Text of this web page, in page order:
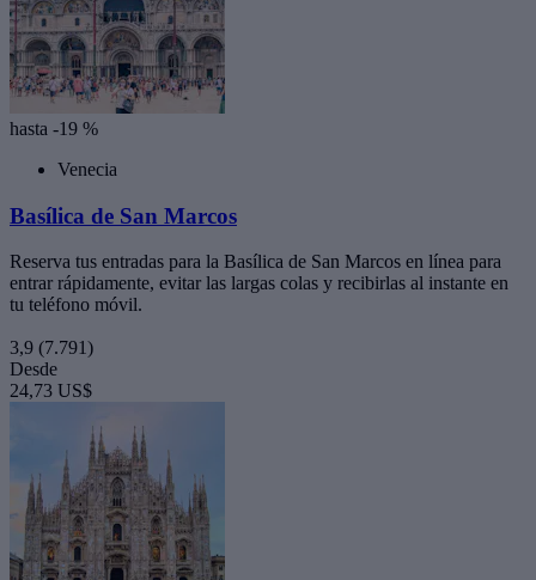
hasta -19 %
Venecia
Basílica de San Marcos
Reserva tus entradas para la Basílica de San Marcos en línea para
entrar rápidamente, evitar las largas colas y recibirlas al instante en
tu teléfono móvil.
3,9 (7.791)
Desde
24,73 US$